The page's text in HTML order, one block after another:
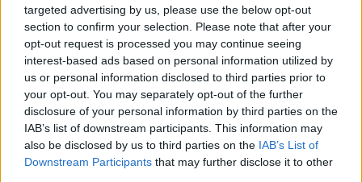
targeted advertising by us, please use the below opt-out
section to confirm your selection. Please note that after your
opt-out request is processed you may continue seeing
interest-based ads based on personal information utilized by
us or personal information disclosed to third parties prior to
your opt-out. You may separately opt-out of the further
disclosure of your personal information by third parties on the
IAB’s list of downstream participants. This information may
also be disclosed by us to third parties on the IAB’s List of
Downstream Participants that may further disclose it to other
„Nem nagy ügy hatvan extra
tonna műanyaghulladék”
Greendex